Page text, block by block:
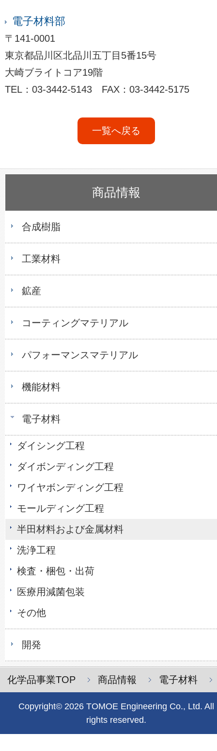
化学品事業TOP 商品情報 電子材料
電子材料部
〒141-0001
東京都品川区北品川五丁目5番15号
大崎ブライトコア19階
TEL：03-3442-5143 FAX：03-3442-5175
一覧へ戻る
商品情報
合成樹脂
工業材料
鉱産
コーティングマテリアル
パフォーマンスマテリアル
機能材料
電子材料
ダイシング工程
ダイボンディング工程
ワイヤボンディング工程
モールディング工程
半田材料および金属材料
洗浄工程
検査・梱包・出荷
医療用減菌包装
その他
開発
Copyright© 2026 TOMOE Engineering Co., Ltd. All
rights reserved.